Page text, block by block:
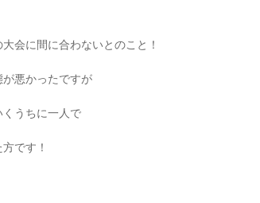
会に間に合わないとのこと！
悪かったですが
うちに一人で
です！